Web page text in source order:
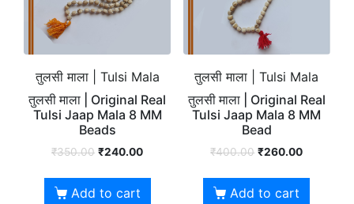
तुलसी माला | Tulsi Mala
तुलसी माला | Original Real
Tulsi Jaap Mala 8 MM
Beads
₹350.00 ₹240.00
Add to cart
तुलसी माला | Tulsi Mala
तुलसी माला | Original Real
Tulsi Jaap Mala 8 MM
Bead
₹400.00 ₹260.00
Add to cart